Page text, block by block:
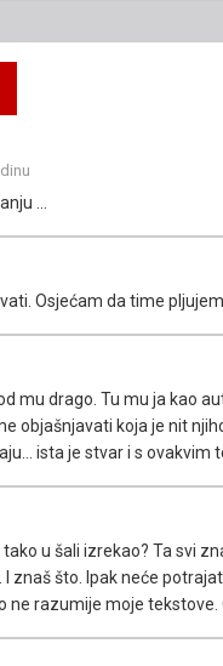
...
Osjećam da time
mu drago. Tu mu ja kao
objašnjavati koja je nit
ista je stvar i s ovakvim
tako u šali izrekao? Ta svi
znaš što. Ipak neće
ne razumije moje tekstove.